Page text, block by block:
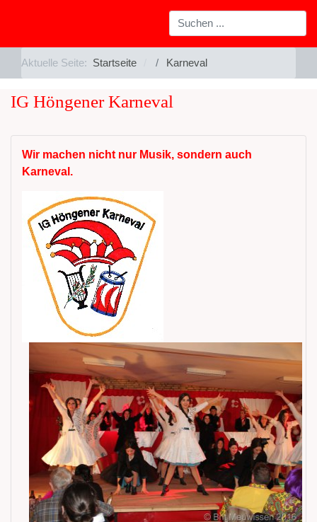
Aktuelle Seite: Startseite Karneval
IG Höngener Karneval
Wir machen nicht nur Musik, sondern auch
Karneval.